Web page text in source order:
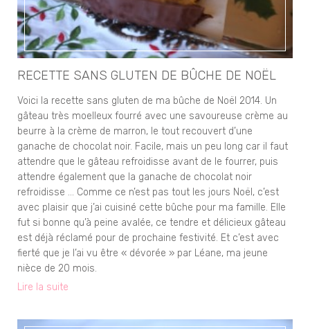
RECETTE SANS GLUTEN DE BÛCHE DE NOËL
Voici la recette sans gluten de ma bûche de Noël 2014. Un
gâteau très moelleux fourré avec une savoureuse crème au
beurre à la crème de marron, le tout recouvert d’une
ganache de chocolat noir. Facile, mais un peu long car il faut
attendre que le gâteau refroidisse avant de le fourrer, puis
attendre également que la ganache de chocolat noir
refroidisse … Comme ce n’est pas tout les jours Noël, c’est
avec plaisir que j’ai cuisiné cette bûche pour ma famille. Elle
fut si bonne qu’à peine avalée, ce tendre et délicieux gâteau
est déjà réclamé pour de prochaine festivité. Et c’est avec
fierté que je l’ai vu être « dévorée » par Léane, ma jeune
nièce de 20 mois.
Lire la suite